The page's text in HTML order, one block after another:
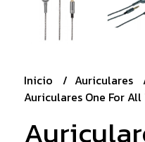
Inicio Auriculares
Auriculares One For